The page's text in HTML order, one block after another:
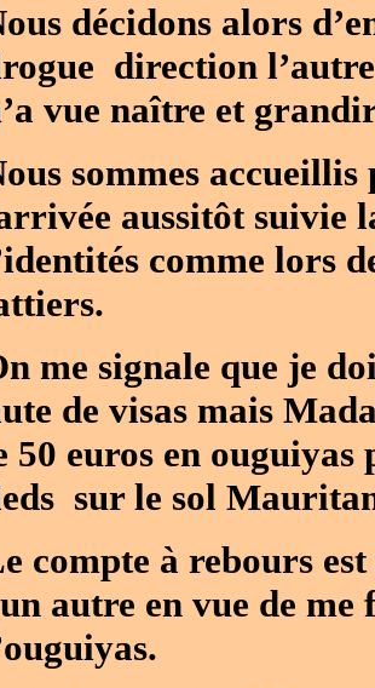
décidons alors
direction
vue naître et
sommes
aussitôt suivie
comme lors
me signale que je
de visas mais
50 euros en
sur le sol
compte à rebours
autre en vue de